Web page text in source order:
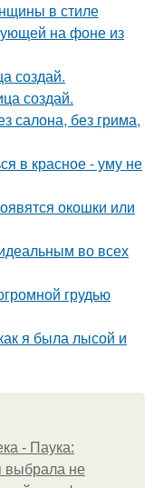
в стиле
на фоне из
создай.
создай.
салона, без грима,
в красное - уму не
окошки или
во всех
грудью
я была лысой и
- Паука:
выбрала не